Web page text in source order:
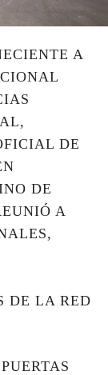
A
DE
DE
A
DE LA RED